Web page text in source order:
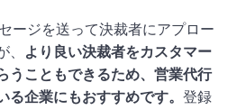
ージを送って決裁者にアプロー
、
より良い決裁者をカスタマー
うこともできるため、営業代行
る企業にもおすすめです。 登録